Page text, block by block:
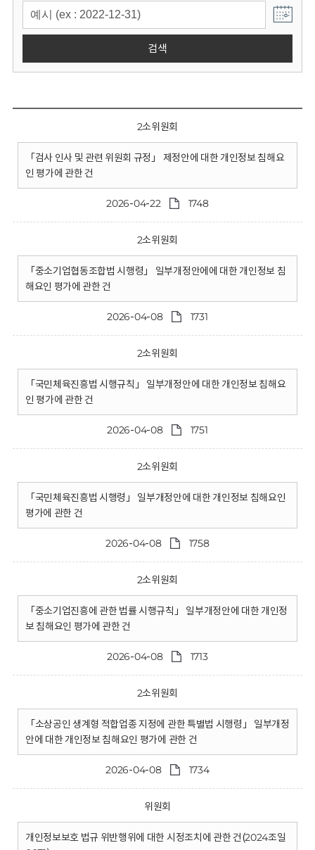
검색
2소위원회
「검사 인사 및 관련 위원회 규정」 제정안에 대한 개인정보 침해요
인 평가에 관한 건
2026-04-22 1748
2소위원회
「중소기업협동조합법 시행령」 일부개정안에에 대한 개인정보 침
해요인 평가에 관한 건
2026-04-08 1731
2소위원회
「국민체육진흥법 시행규칙」 일부개정안에 대한 개인정보 침해요
인 평가에 관한 건
2026-04-08 1751
2소위원회
「국민체육진흥법 시행령」 일부개정안에 대한 개인정보 침해요인
평가에 관한 건
2026-04-08 1758
2소위원회
「중소기업진흥에 관한 법률 시행규칙」 일부개정안에 대한 개인정
보 침해요인 평가에 관한 건
2026-04-08 1713
2소위원회
「소상공인 생계형 적합업종 지정에 관한 특별법 시행령」 일부개정
안에 대한 개인정보 침해요인 평가에 관한 건
2026-04-08 1734
위원회
개인정보보호 법규 위반행위에 대한 시정조치에 관한 건(2024조일